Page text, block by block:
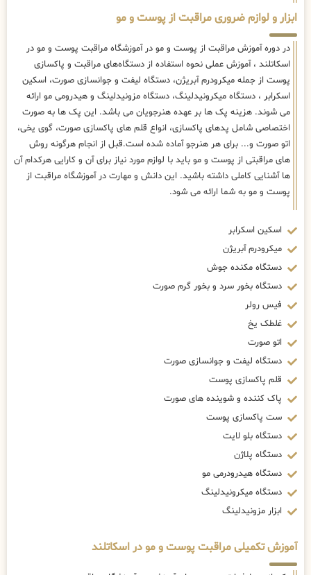
ابزار و لوازم ضروری مراقبت از پوست و مو
در دوره آموزش مراقبت از پوست و مو در آموزشگاه مراقبت پوست و مو در
اسکاتلند ، آموزش عملی نحوه استفاده از دستگاه‌های مراقبت و پاکسازی
پوست از جمله میکرودرم آبریژن، دستگاه لیفت و جوانسازی صورت، اسکین
اسکرابر ، دستگاه میکرونیدلینگ، دستگاه مزونیدلینگ و هیدرومی مو ارائه
می شوند. هزینه پک ها بر عهده هنرجویان می باشد. این پک ها به صورت
اختصاصی شامل پدهای پاکسازی، انواع قلم های پاکسازی صورت، گوی یخی،
اتو صورت و... برای هر هنرجو آماده شده است.قبل از انجام هرگونه روش
های مراقبتی از پوست و مو باید با لوازم مورد نیاز برای آن و کارایی هرکدام آن
ها آشنایی کاملی داشته باشید. این دانش و مهارت در آموزشگاه مراقبت از
پوست و مو به شما ارائه می شود.
اسکین اسکرابر
میکرودرم آبریژن
دستگاه مکنده جوش
دستگاه بخور سرد و بخور گرم صورت
فیس رولر
غلطک یخ
اتو صورت
دستگاه لیفت و جوانسازی صورت
قلم پاکسازی پوست
پاک کننده و شوینده های صورت
ست پاکسازی پوست
دستگاه بلو لایت
دستگاه پلاژن
دستگاه هیدرودرمی مو
دستگاه میکرونیدلینگ
ابزار مزونیدلینگ
آموزش تکمیلی مراقبت پوست و مو در اسکاتلند